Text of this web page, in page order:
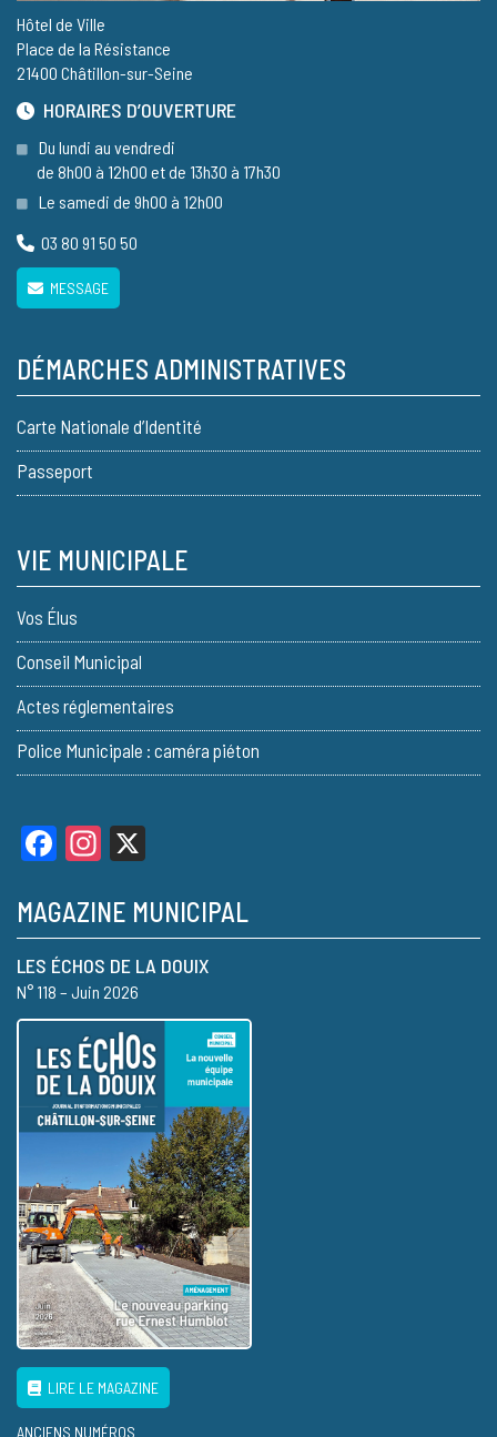
Hôtel de Ville
Place de la Résistance
21400 Châtillon-sur-Seine
HORAIRES D’OUVERTURE
Du lundi au vendredi
de 8h00 à 12h00 et de 13h30 à 17h30
Le samedi de 9h00 à 12h00
03 80 91 50 50
MESSAGE
DÉMARCHES ADMINISTRATIVES
Carte Nationale d’Identité
Passeport
VIE MUNICIPALE
Vos Élus
Conseil Municipal
Actes réglementaires
Police Municipale : caméra piéton
FacebookInstagram
MAGAZINE MUNICIPAL
LES ÉCHOS DE LA DOUIX
N° 118 – Juin 2026
LIRE LE MAGAZINE
ANCIENS NUMÉROS